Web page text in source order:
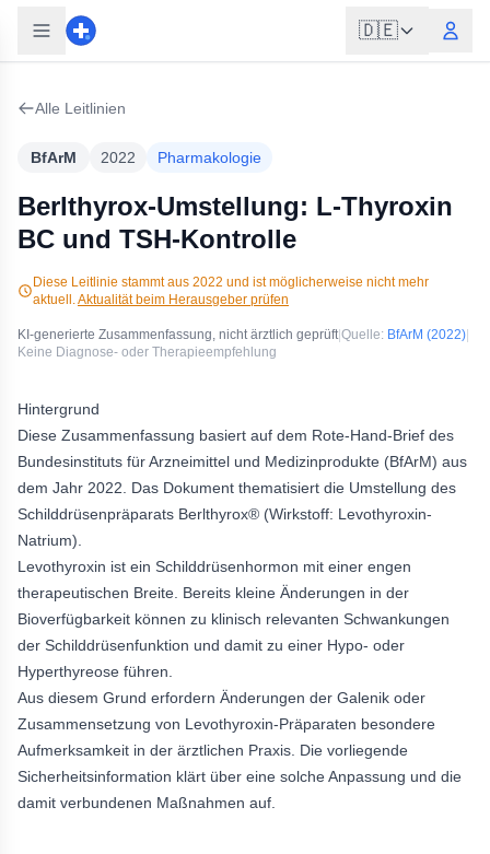
🇩🇪
Alle Leitlinien
BfArM 2022 Pharmakologie
Berlthyrox-Umstellung: L-Thyroxin
BC und TSH-Kontrolle
Diese Leitlinie stammt aus 2022 und ist möglicherweise nicht mehr
aktuell.Aktualität beim Herausgeber prüfen
KI-generierte Zusammenfassung, nicht ärztlich geprüft|Quelle: BfArM (2022)
Keine Diagnose- oder Therapieempfehlung
Hintergrund
Diese Zusammenfassung basiert auf dem Rote-Hand-Brief des
Bundesinstituts für Arzneimittel und Medizinprodukte (BfArM) aus
dem Jahr 2022. Das Dokument thematisiert die Umstellung des
Schilddrüsenpräparats Berlthyrox® (Wirkstoff: Levothyroxin-
Natrium).
Levothyroxin ist ein Schilddrüsenhormon mit einer engen
therapeutischen Breite. Bereits kleine Änderungen in der
Bioverfügbarkeit können zu klinisch relevanten Schwankungen
der Schilddrüsenfunktion und damit zu einer Hypo- oder
Hyperthyreose führen.
Aus diesem Grund erfordern Änderungen der Galenik oder
Zusammensetzung von Levothyroxin-Präparaten besondere
Aufmerksamkeit in der ärztlichen Praxis. Die vorliegende
Sicherheitsinformation klärt über eine solche Anpassung und die
damit verbundenen Maßnahmen auf.